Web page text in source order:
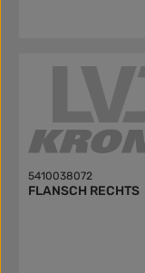
5410038072
FLANSCH RECHTS